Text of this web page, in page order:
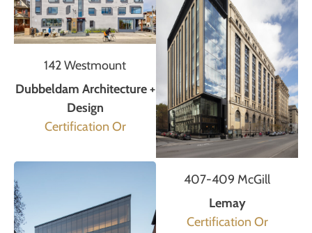
142 Westmount
Dubbeldam Architecture +
Design
Certification Or
407-409 McGill
Lemay
Certification Or